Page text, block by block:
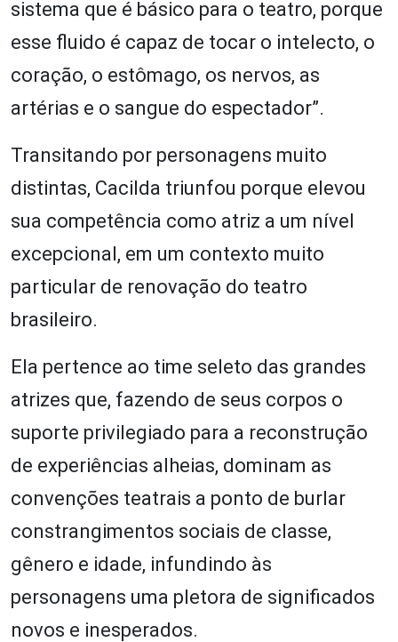
sistema que é básico para o teatro, porque
esse fluido é capaz de tocar o intelecto, o
coração, o estômago, os nervos, as
artérias e o sangue do espectador”.
Transitando por personagens muito
distintas, Cacilda triunfou porque elevou
sua competência como atriz a um nível
excepcional, em um contexto muito
particular de renovação do teatro
brasileiro.
Ela pertence ao time seleto das grandes
atrizes que, fazendo de seus corpos o
suporte privilegiado para a reconstrução
de experiências alheias, dominam as
convenções teatrais a ponto de burlar
constrangimentos sociais de classe,
gênero e idade, infundindo às
personagens uma pletora de significados
novos e inesperados.